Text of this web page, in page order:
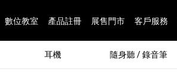
數位教室 產品註冊 展售門市 客戶服務
耳機 隨身聽 / 錄音筆